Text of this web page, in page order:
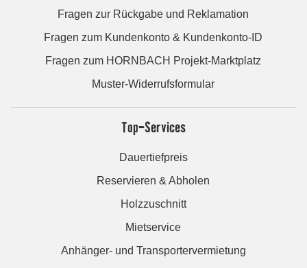
Fragen zur Rückgabe und Reklamation
Fragen zum Kundenkonto & Kundenkonto-ID
Fragen zum HORNBACH Projekt-Marktplatz
Muster-Widerrufsformular
Top-Services
Dauertiefpreis
Reservieren & Abholen
Holzzuschnitt
Mietservice
Anhänger- und Transportervermietung